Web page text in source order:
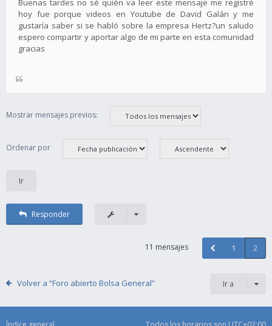
Buenas tardes no sé quién va leer este mensaje me registré
hoy fue porque videos en Youtube de David Galán y me
gustaría saber si se habló sobre la empresa Hertz?un saludo
espero compartir y aportar algo de mi parte en esta comunidad
gracias
Mostrar mensajes previos:
Ordenar por
Responder
11 mensajes 1 2
Volver a “Foro abierto Bolsa General” Ir a